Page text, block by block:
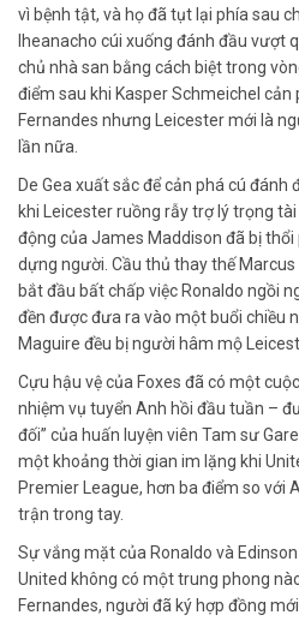
vì bệnh tật, và họ đã tụt lại phía sau
Iheanacho cúi xuống đánh đầu vượt
chủ nhà san bằng cách biệt trong
điểm sau khi Kasper Schmeichel
Fernandes nhưng Leicester mới là
lần nữa.
De Gea xuất sắc để cản phá cú
khi Leicester ruồng rẫy trợ lý trọng
động của James Maddison đã bị
dựng người. Cầu thủ thay thế
bắt đầu bất chấp việc Ronaldo ngồi
đền được đưa ra vào một buổi chiều
Maguire đều bị người hâm mộ
Cựu hậu vệ của Foxes đã có một
nhiệm vụ tuyển Anh hồi đầu tuần –
đối” của huấn luyện viên Tam sư
một khoảng thời gian im lặng khi
Premier League, hơn ba điểm so với
trận trong tay.
Sự vắng mặt của Ronaldo và
United không có một trung phong
Fernandes, người đã ký hợp đồng